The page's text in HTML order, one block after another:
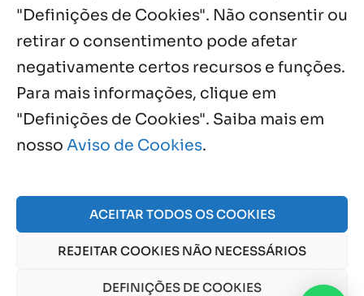
"Definições de Cookies". Não consentir ou
retirar o consentimento pode afetar
negativamente certos recursos e funções.
Para mais informações, clique em
"Definições de Cookies". Saiba mais em
nosso Aviso de Cookies.
ACEITAR TODOS OS COOKIES
REJEITAR COOKIES NÃO NECESSÁRIOS
DEFINIÇÕES DE COOKIES
Agosto, 2026
da Esperança. CNPJ: 48555775000150 |
Aviso de Cookies